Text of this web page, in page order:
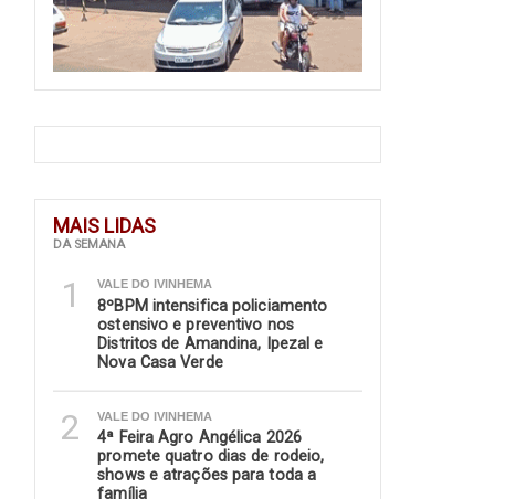
MAIS LIDAS
DA SEMANA
1 VALE DO IVINHEMA
8ºBPM intensifica policiamento
ostensivo e preventivo nos
Distritos de Amandina, Ipezal e
Nova Casa Verde
2 VALE DO IVINHEMA
4ª Feira Agro Angélica 2026
promete quatro dias de rodeio,
shows e atrações para toda a
família